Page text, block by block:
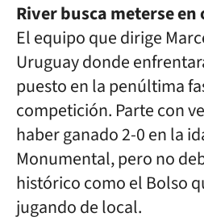
River busca meterse
El equipo que dirige
Uruguay donde
puesto en la penúltima
competición. Parte con
haber ganado 2-0 en la
Monumental, pero no
histórico como el Bolso
jugando de local.